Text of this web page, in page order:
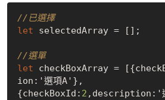
//已選擇
let selectedArray = [] ;
//選單
let checkBoxArray = [{
ion :'選項A'},
{checkBoxId : 2 , description :'